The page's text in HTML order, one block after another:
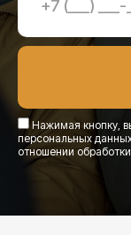
Нажимая кнопку,
персональных
отношении